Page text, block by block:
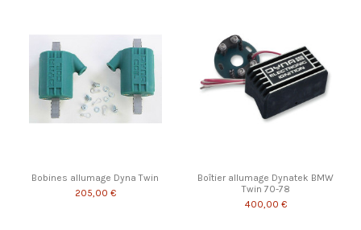
Bobines allumage Dyna Twin
205,00 €
Boîtier allumage Dynatek BMW
Twin 70-78
400,00 €